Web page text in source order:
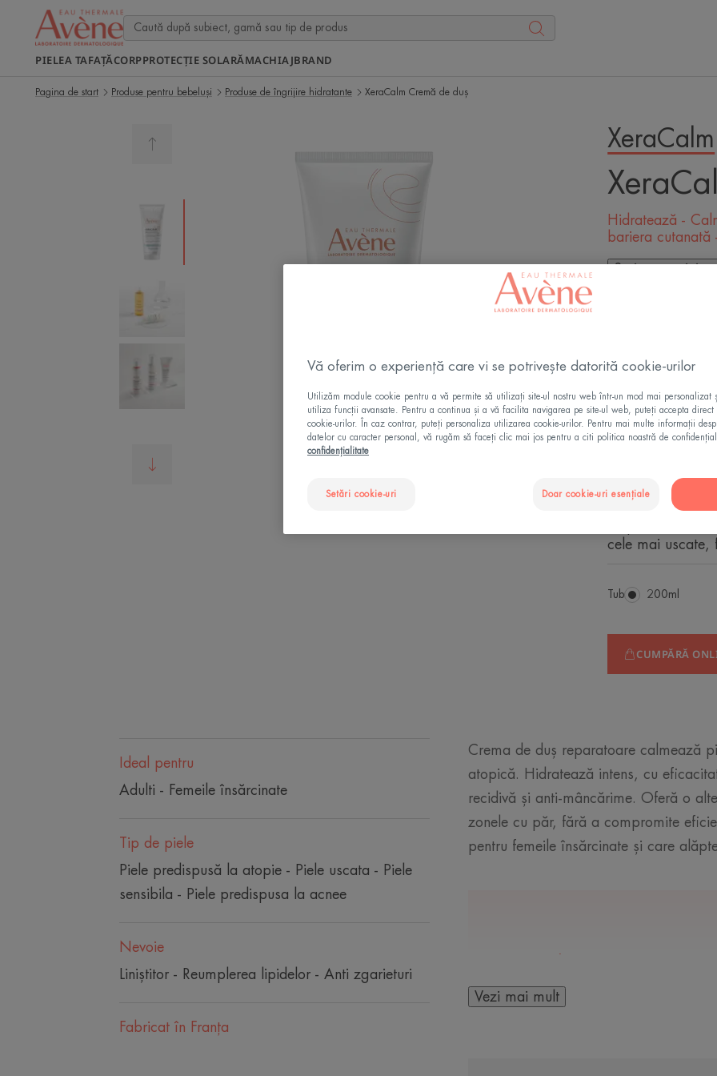
PIELEA TAFAȚĂCORPPROTECȚIE SOLARĂMACHIAJBRAND
Pagina de start Produse pentru bebeluși Produse de îngrijire hidratante XeraCalm Cremă de duș
XeraCalm
Hidratează -
bariera
Scrie-ne opinia
The
the skin for 48
cutaneous
in a fresh, light
Formula sa
textură lejeră și
senzorială care
Un produs de
reface lipidele,
cu plăcerea
cele mai uscate,
Tub Tub
200ml
CUMPĂRĂ
Ideal pentru
Adulti - Femeile însărcinate
Tip de piele
Piele predispusă la atopie - Piele uscata - Piele
sensibila - Piele predispusa la acnee
Nevoie
Liniştitor - Reumplerea lipidelor - Anti zgarieturi
Fabricat în Franţa
Crema de duș reparatoare calmează
atopică. Hidratează intens, cu
recidivă și anti-mâncărime. Oferă o
zonele cu păr, fără a compromite
pentru femeile însărcinate și care
Vezi mai mult
Vă oferim o experiență care vi se potrivește datorită cookie-urilor
Utilizăm module cookie pentru a vă permite să utilizați site-ul nostru web într-un mod mai personalizat
utiliza funcții avansate. Pentru a continua și a vă facilita navigarea pe site-ul web, puteți accepta direct
cookie-urilor. În caz contrar, puteți personaliza utilizarea cookie-urilor. Pentru mai multe informații
datelor cu caracter personal, vă rugăm să faceți clic mai jos pentru a citi politica noastră de
confidențialitate
Setări cookie-uri Doar cookie-uri esențiale